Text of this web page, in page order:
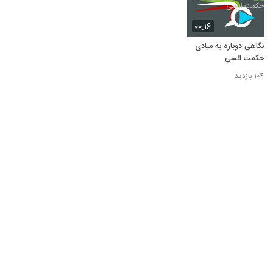
۰۰:۱۶
نگاهی دوباره به مبادی
حکمت انسی
۱۰۴ بازدید